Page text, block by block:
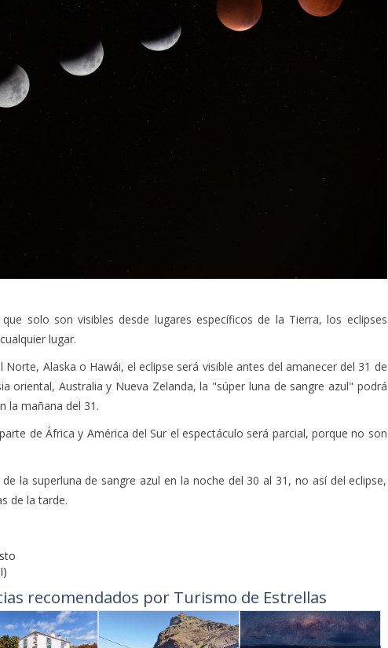
solo son visibles desde lugares específicos de la Tierra, los eclipses
lugar.
Alaska o Hawái, el eclipse será visible antes del amanecer del 31 de
oriental, Australia y Nueva Zelanda, la "súper luna de sangre azul" podrá
la mañana del 31.
de África y América del Sur el espectáculo será parcial, porque no son
la superluna de sangre azul en la noche del 30 al 31, no así del eclipse,
de la tarde.
recomendados por Turismo de Estrellas